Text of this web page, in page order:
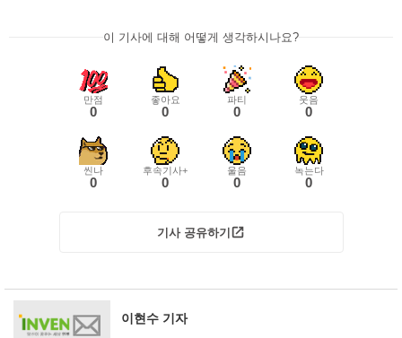
이 기사에 대해 어떻게 생각하시나요?
만점
0
좋아요
0
파티
0
웃음
0
씬나
0
후속기사+
0
울음
0
녹는다
0
기사 공유하기
이현수 기자